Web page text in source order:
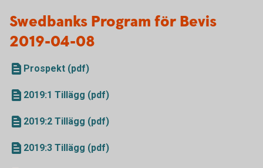
Swedbanks Program för Bevis
2019-04-08
Prospekt (pdf)
2019:1 Tillägg (pdf)
2019:2 Tillägg (pdf)
2019:3 Tillägg (pdf)